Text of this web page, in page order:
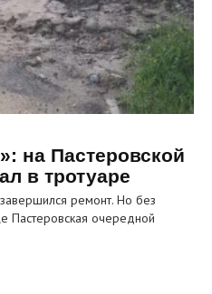
на Пастеровской
в тротуаре
ремонт. Но без
Пастеровская очередной